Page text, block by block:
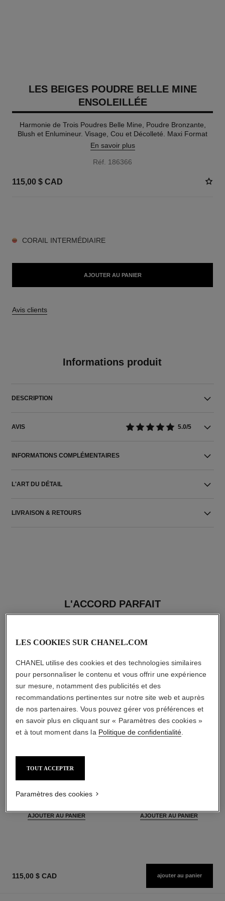
LES BEIGES POUDRE BELLE MINE
ENSOLEILLÉE
Harmonie de Trois Poudres Belle Mine, Poudre Bronzante,
Blush et Enlumineur. Visage, Cou et Décolleté. Maxi Format
En savoir plus
Réf. 186366
115,00 $ CAD
CORAIL INTERMÉDIAIRE
AJOUTER AU PANIER
Avis clients
Informations produit
DESCRIPTION
AVIS 5.0/5
INFORMATIONS COMPLÉMENTAIRES
L'ART DU DÉTAIL
LIVRAISON & RETOURS
L'ACCORD PARFAIT
la base matifiante
Perfectionmatifiante -
AJOUTER AU PANIER AJOUTER AU PANIER
115,00 $ CAD ajouter au panier
LES COOKIES SUR CHANEL.COM
CHANEL utilise des cookies et des technologies similaires
pour personnaliser le contenu et vous offrir une expérience
sur mesure, notamment des publicités et des
recommandations pertinentes sur notre site web et auprès
de nos partenaires. Vous pouvez gérer vos préférences et
en savoir plus en cliquant sur « Paramètres des cookies »
et à tout moment dans la Politique de confidentialité.
TOUT ACCEPTER
Paramètres des cookies